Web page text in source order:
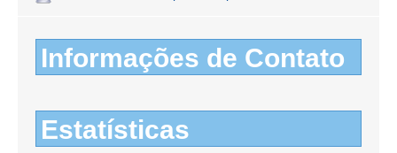
Informações de Contato
Estatísticas